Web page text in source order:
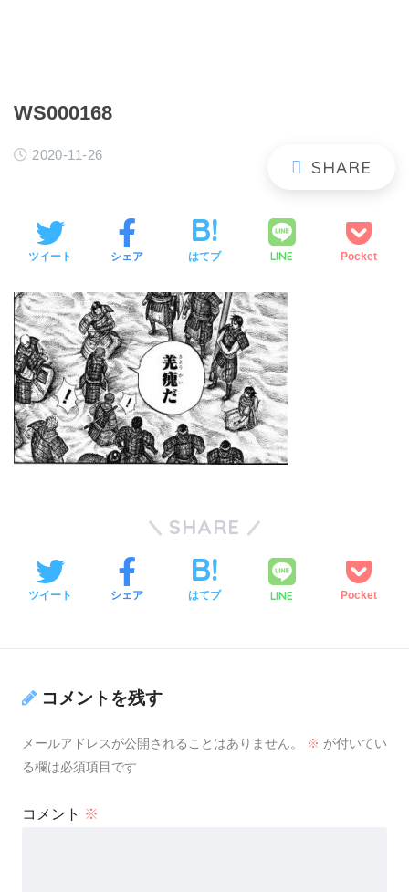
WS000168
2020-11-26
ツイート シェア はてブ LINE Pocket
SHARE
ツイート シェア はてブ LINE Pocket
コメントを残す
メールアドレスが公開されることはありません。 ※ が付いてい
る欄は必須項目です
コメント ※